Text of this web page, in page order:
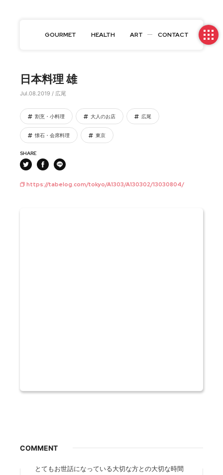
GOURMET HEALTH ART CONTACT
日本料理 雄
Jul.08.2019 / 広尾
割烹・小料理 大人のお店 広尾
懐石・会席料理 東京
SHARE
https://tabelog.com/tokyo/A1303/A130302/13030804/
COMMENT
とてもお世話になっている大切な方との大切な時間